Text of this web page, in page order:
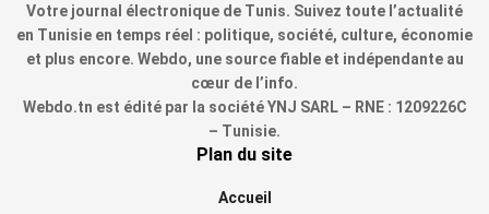
Votre journal électronique de Tunis. Suivez toute l’actualité
en Tunisie en temps réel : politique, société, culture, économie
et plus encore. Webdo, une source fiable et indépendante au
cœur de l’info.
Webdo.tn est édité par la société YNJ SARL – RNE : 1209226C
– Tunisie.
Plan du site
Accueil